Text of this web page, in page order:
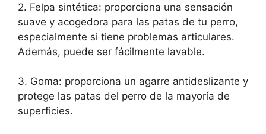
2. Felpa sintética: proporciona una sensación
suave y acogedora para las patas de tu perro,
especialmente si tiene problemas articulares.
Además, puede ser fácilmente lavable.
3. Goma: proporciona un agarre antideslizante y
protege las patas del perro de la mayoría de
superficies.